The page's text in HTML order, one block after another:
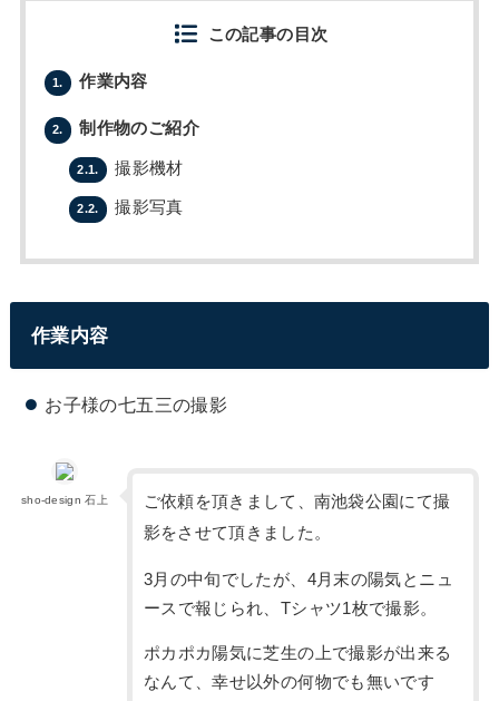
この記事の目次
1. 作業内容
2. 制作物のご紹介
2.1. 撮影機材
2.2. 撮影写真
作業内容
お子様の七五三の撮影
sho-design 石上
ご依頼を頂きまして、南池袋公園にて撮
影をさせて頂きました。
3月の中旬でしたが、4月末の陽気とニュ
ースで報じられ、Tシャツ1枚で撮影。
ポカポカ陽気に芝生の上で撮影が出来る
なんて、幸せ以外の何物でも無いです